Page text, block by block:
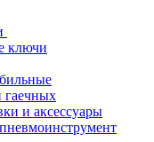
ключи
и аксессуары